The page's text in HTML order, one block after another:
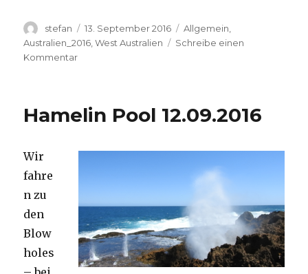
Autor
stefan
Veröffentlicht
am
13. September 2016 Kategorien
Allgemein
Australien_2016 ,West Australien
Schreibe einen
Kommentarzu
Hamelin Pool 12.09.2016
Wir
fahre
n zu
den
Blow
holes